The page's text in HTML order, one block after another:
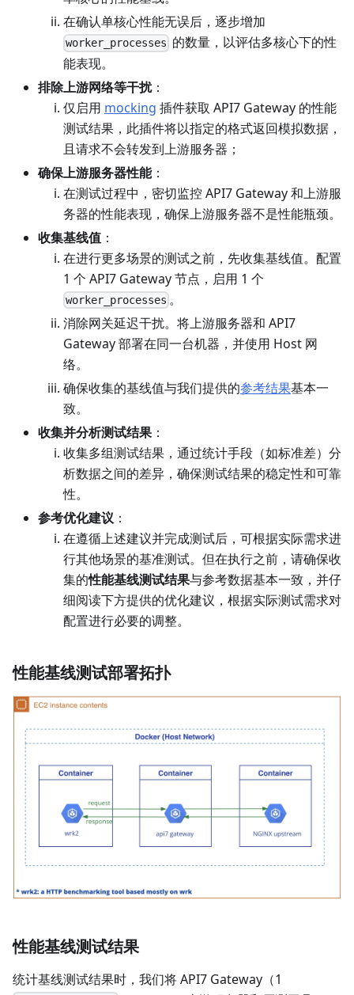
在确认单核心性能无误后，逐步增加
worker_processes 的数量，以评估多核心下的性
能表现。
排除上游网络等干扰：
仅启用 mocking 插件获取 API7 Gateway 的性能
测试结果，此插件将以指定的格式返回模拟数据，
且请求不会转发到上游服务器；
确保上游服务器性能：
在测试过程中，密切监控 API7 Gateway 和上游服
务器的性能表现，确保上游服务器不是性能瓶颈。
收集基线值 ：
在进行更多场景的测试之前，先收集基线值。配置
1 个 API7 Gateway 节点，启用 1 个
worker_processes 。
消除网关延迟干扰。将上游服务器和 API7
Gateway 部署在同一台机器，并使用 Host 网
络。
确保收集的基线值与我们提供的参考结果基本一
致。
收集并分析测试结果 ：
收集多组测试结果，通过统计手段（如标准差）分
析数据之间的差异，确保测试结果的稳定性和可靠
性。
参考优化建议 ：
在遵循上述建议并完成测试后，可根据实际需求进
行其他场景的基准测试。但在执行之前，请确保收
集的性能基线测试结果与参考数据基本一致，并仔
细阅读下方提供的优化建议，根据实际测试需求对
配置进行必要的调整。
性能基线测试部署拓扑
性能基线测试结果
统计基线测试结果时，我们将 API7 Gateway（1